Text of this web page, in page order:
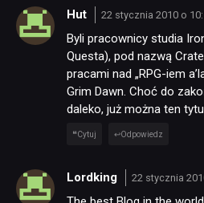
Hut 22 stycznia 2010 o
Byli pracownicy studia
Questa), pod nazwą
pracami nad „RPG-iem
Grim Dawn. Choć do
daleko, już można ten
Cytuj Odpowiedz
Lordking 22 stycznia